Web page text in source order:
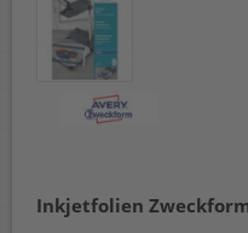
Inkjetfolien